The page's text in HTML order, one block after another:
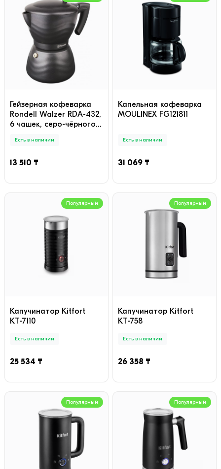
Гейзерная кофеварка
Rondell Walzer RDA-432,
6 чашек, серо-чёрного
Есть в наличии
13 510 ₸
Капельная кофеварка
MOULINEX FG121811
Есть в наличии
31 069 ₸
Популярный
Капучинатор Kitfort
КТ-7110
Есть в наличии
25 534 ₸
Популярный
Капучинатор Kitfort
КТ-758
Есть в наличии
26 358 ₸
Популярный Популярный